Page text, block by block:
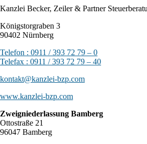
Kanzlei Becker, Zeiler & Partner
Königstorgraben 3
90402 Nürnberg
Telefon : 0911 / 393 72 79 – 0
Telefax : 0911 / 393 72 79 – 40
kontakt@kanzlei-bzp.com
www.kanzlei-bzp.com
Zweigniederlassung Bamberg
Ottostraße 21
96047 Bamberg